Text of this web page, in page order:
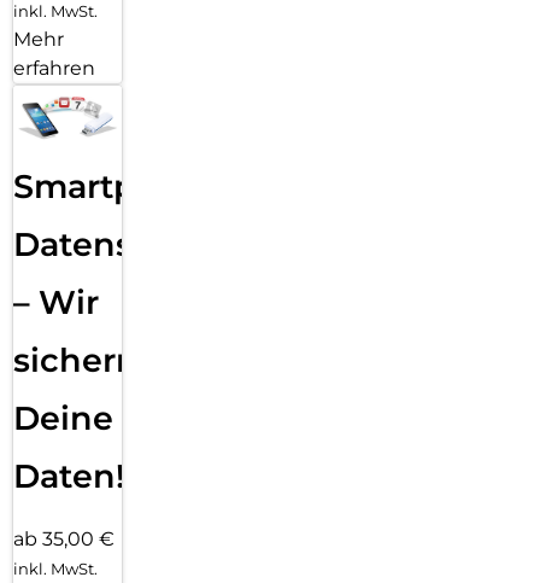
inkl. MwSt.
Mehr
erfahren
Smartphone
Datensicherung
– Wir
sichern
Deine
Daten!
ab 35,00 €
inkl. MwSt.